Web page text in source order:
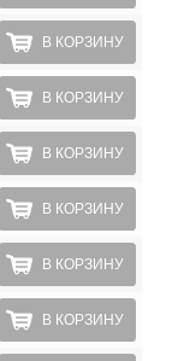
В КОРЗИНУ
В КОРЗИНУ
В КОРЗИНУ
В КОРЗИНУ
В КОРЗИНУ
В КОРЗИНУ